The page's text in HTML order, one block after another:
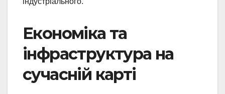
Економіка та
інфраструктура на
сучасній карті